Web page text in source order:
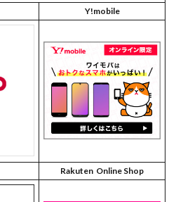
Y!mobile
Rakuten Online Shop